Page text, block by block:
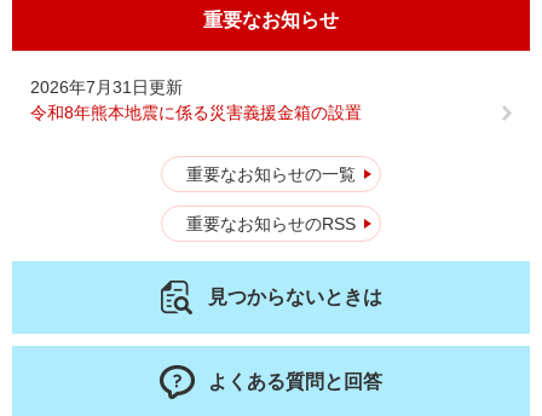
重要なお知らせ
2026年7月31日更新
令和8年熊本地震に係る災害義援金箱の設置
重要なお知らせの一覧
重要なお知らせのRSS
見つからないときは
よくある質問と回答